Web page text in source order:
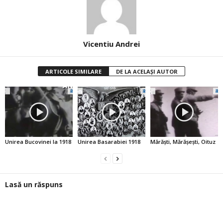
Vicentiu Andrei
ARTICOLE SIMILARE DE LA ACELAȘI AUTOR
Unirea Bucovinei la 1918 Unirea Basarabiei 1918 Mărăşti, Mărăşeşti, Oituz
Lasă un răspuns